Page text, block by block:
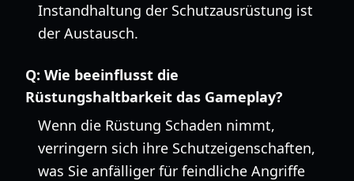
Instandhaltung der Schutzausrüstung ist
der Austausch.
Q: Wie beeinflusst die
Rüstungshaltbarkeit das Gameplay?
Wenn die Rüstung Schaden nimmt,
verringern sich ihre Schutzeigenschaften,
was Sie anfälliger für feindliche Angriffe